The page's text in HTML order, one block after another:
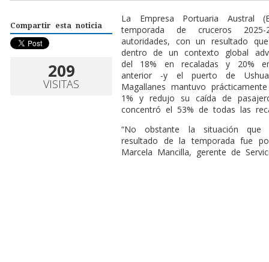
Compartir esta noticia
209
VISITAS
La Empresa Portuaria Austral
temporada de cruceros
autoridades, con un resultado
dentro de un contexto global
del 18% en recaladas y 20%
anterior -y el puerto de
Magallanes mantuvo
1% y redujo su caída de
concentró el 53% de todas las
“No obstante la situación
resultado de la temporada fue
Marcela Mancilla, gerente de